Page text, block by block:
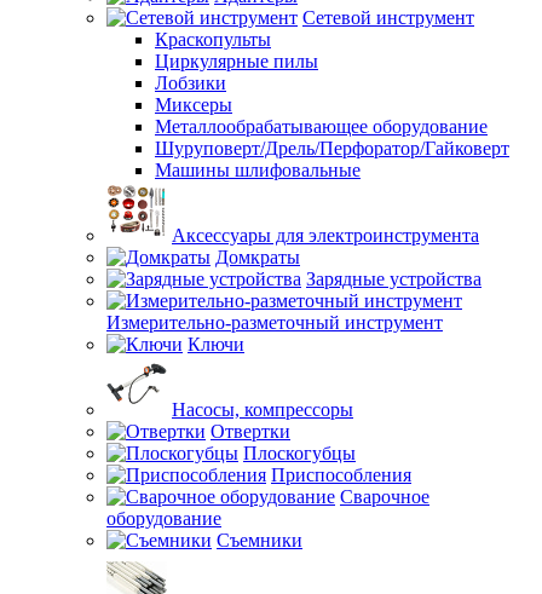
Сетевой инструмент
Краскопульты
Циркулярные пилы
Лобзики
Миксеры
Металлообрабатывающее оборудование
Шуруповерт/Дрель/Перфоратор/Гайковерт
Машины шлифовальные
Аксессуары для электроинструмента
Домкраты
Зарядные устройства
Измерительно-разметочный инструмент
Ключи
Насосы, компрессоры
Отвертки
Плоскогубцы
Приспособления
Сварочное
оборудование
Съемники